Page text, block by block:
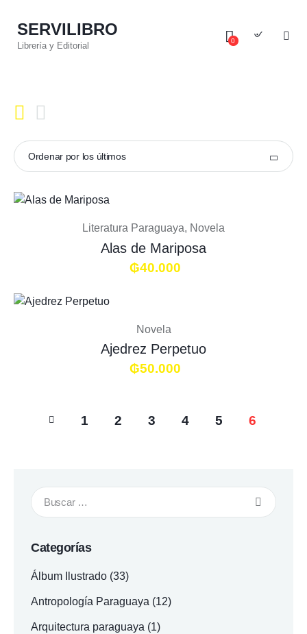
SERVILIBRO
Librería y Editorial 0
Literatura Paraguaya, Novela
Alas de Mariposa
₲40.000
Novela
Ajedrez Perpetuo
₲50.000
1 2 3 4 5 6
Categorías
Álbum Ilustrado (33)
Antropología Paraguaya (12)
Arquitectura paraguaya (1)